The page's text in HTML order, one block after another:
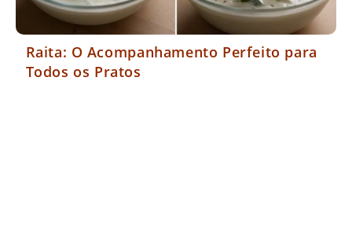
Raita: O Acompanhamento Perfeito para
Todos os Pratos